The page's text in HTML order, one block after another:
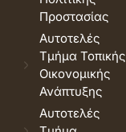
Προστασίας
Αυτοτελές
Τμήμα Τοπικής
Οικονομικής
Ανάπτυξης
Αυτοτελές